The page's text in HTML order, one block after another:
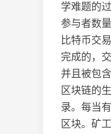
学难题的
参与者数
比特币交
完成的，
并且被包
区块链的
录。每当
区块。矿